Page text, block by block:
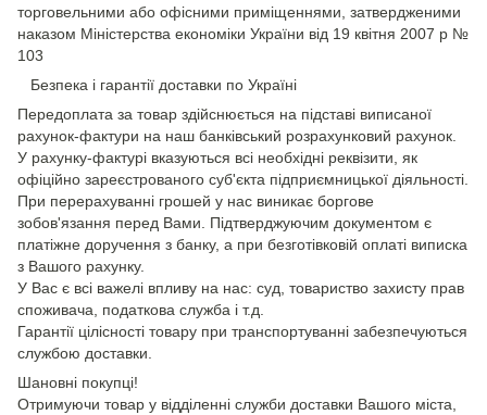
торговельними або офісними приміщеннями, затвердженими
наказом Міністерства економіки України від 19 квітня 2007 р №
103
Безпека і гарантії доставки по Україні
Передоплата за товар здійснюється на підставі виписаної
рахунок-фактури на наш банківський розрахунковий рахунок.
У рахунку-фактурі вказуються всі необхідні реквізити, як
офіційно зареєстрованого суб'єкта підприємницької діяльності.
При перерахуванні грошей у нас виникає боргове
зобов'язання перед Вами. Підтверджуючим документом є
платіжне доручення з банку, а при безготівковій оплаті виписка
з Вашого рахунку.
У Вас є всі важелі впливу на нас: суд, товариство захисту прав
споживача, податкова служба і т.д.
Гарантії цілісності товару при транспортуванні забезпечуються
службою доставки.
Шановні покупці!
Отримуючи товар у відділенні служби доставки Вашого міста,